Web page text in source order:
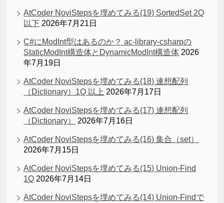
AtCoder NoviStepsを埋めてみる(19) SortedSet 2Q
以下 2026年7月21日
C#にModInt型はあるのか？ ac-library-csharpの
StaticModInt構造体とDynamicModInt構造体 2026
年7月19日
AtCoder NoviStepsを埋めてみる(18) 連想配列
（Dictionary）1Q 以上 2026年7月17日
AtCoder NoviStepsを埋めてみる(17) 連想配列
（Dictionary）
2026年7月16日
AtCoder NoviStepsを埋めてみる(16) 集合（set）
2026年7月15日
AtCoder NoviStepsを埋めてみる(15) Union-Find
1Q 2026年7月14日
AtCoder NoviStepsを埋めてみる(14) Union-Findで